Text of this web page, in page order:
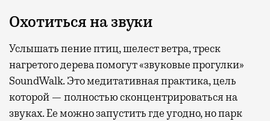
Охотиться на звуки
Услышать пение птиц, шелест ветра, треск
нагретого дерева помогут «звуковые прогулки»
SoundWalk. Это медитативная практика, цель
которой — полностью сконцентрироваться на
звуках. Ее можно запустить где угодно, но парк